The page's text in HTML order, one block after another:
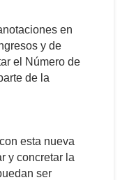
en
y de
el Número de
de la
esta nueva
y concretar la
ser